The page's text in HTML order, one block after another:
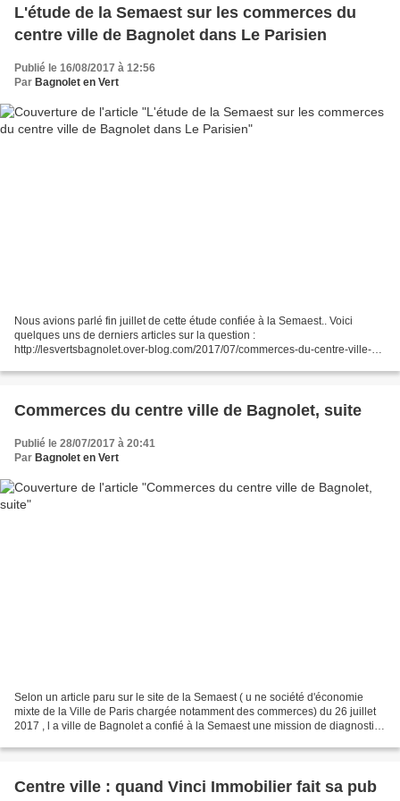
L'étude de la Semaest sur les commerces du
centre ville de Bagnolet dans Le Parisien
Publié le 16/08/2017 à 12:56
Par Bagnolet en Vert
Nous avions parlé fin juillet de cette étude confiée à la Semaest.. Voici
quelques uns de derniers articles sur la question :
http://lesvertsbagnolet.over-blog.com/2017/07/commerces-du-centre-ville-
en-centre-ville-les-commercantes-doivent-toucher-une-indemnite-pour-
Commerces du centre ville de Bagnolet, suite
Publié le 28/07/2017 à 20:41
Par Bagnolet en Vert
Selon un article paru sur le site de la Semaest ( u ne société d'économie
mixte de la Ville de Paris chargée notamment des commerces) du 26 juillet
2017 , l a ville de Bagnolet a confié à la Semaest une mission de diagnostic
Centre ville : quand Vinci Immobilier fait sa pub